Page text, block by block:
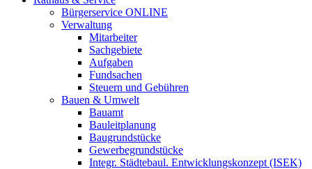
Bürgerservice ONLINE
Verwaltung
Mitarbeiter
Sachgebiete
Aufgaben
Fundsachen
Steuern und Gebühren
Bauen & Umwelt
Bauamt
Bauleitplanung
Baugrundstücke
Gewerbegrundstücke
Integr. Städtebaul. Entwicklungskonzept (ISEK)